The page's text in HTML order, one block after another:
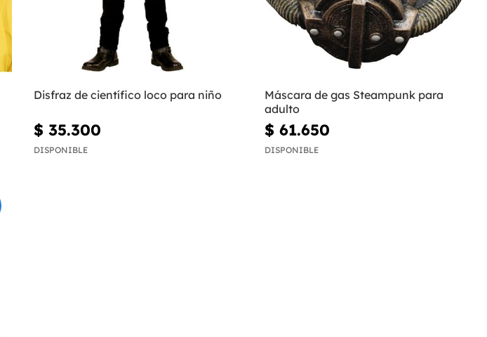
Disfraz de científico loco para niño
$ 35.300
DISPONIBLE
Máscara de gas Steampunk para
adulto
$ 61.650
DISPONIBLE